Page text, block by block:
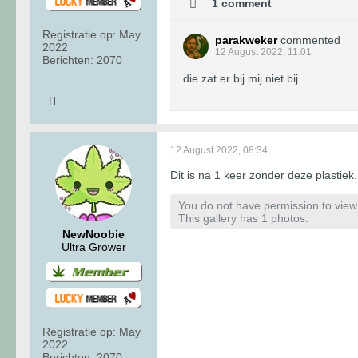
Registratie op: May
2022
Berichten: 2070
1 comment
parakweker commented
12 August 2022, 11:01
die zat er bij mij niet bij.
NewNoobie
Ultra Grower
Registratie op: May
2022
12 August 2022, 08:34
Dit is na 1 keer zonder deze plastiek.
You do not have permission to
This gallery has 1 photos.